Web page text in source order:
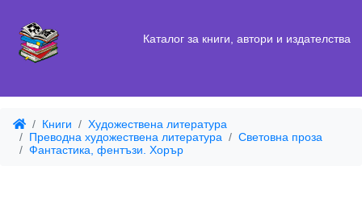
Каталог за книги, автори и издателства
Книги
Художествена литература
Преводна художествена литература
Световна проза
Фантастика, фентъзи. Хорър